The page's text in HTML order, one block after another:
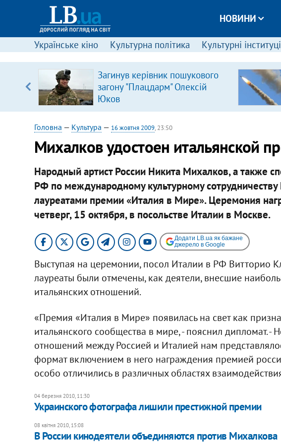
НОВИНИ
Українське кіно Культурна політика Культурні
Загинув керівник пошукового
загону "Плацдарм" Олексій
Юков
Головна — Культура — 16 жовтня 2009, 23:50
Михалков удостоен итальянской
Народный артист России Никита Михалков, а также
РФ по международному культурному
лауреатами премии «Италия в Мире». Церемония
четверг, 15 октября, в посольстве Италии в Москве.
Додати LB.ua як бажане
джерело в Google
Выступая на церемонии, посол Италии в РФ Витторио
лауреаты были отмечены, как деятели, внесшие
итальянских отношений.
«Премия «Италия в Мире» появилась на свет как
итальянского сообщества в мире, - пояснил дипломат.
отношений между Россией и Италией нам
формат включением в него награждения премией
особо отличились в различных областях
04 березня 2010, 11:30
Украинского фотографа лишили престижной премии
08 квітня 2010, 15:08
В России кинодеятели объединяются против Михалкова